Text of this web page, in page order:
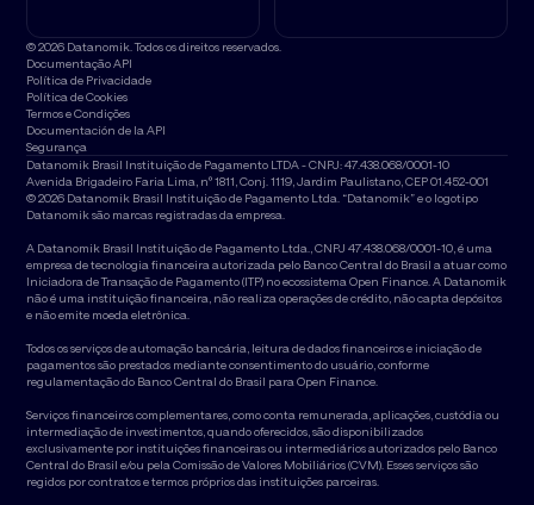
© 2026 Datanomik. Todos os direitos reservados.
Documentação API
Política de Privacidade
Política de Cookies
Termos e Condições
Documentación de la API
Segurança
Datanomik Brasil Instituição de Pagamento LTDA - CNPJ: 47.438.068/0001-10
Avenida Brigadeiro Faria Lima, nº 1811, Conj. 1119, Jardim Paulistano, CEP 01.452-001
© 2026 Datanomik Brasil Instituição de Pagamento Ltda. “Datanomik” e o logotipo
Datanomik são marcas registradas da empresa.
A Datanomik Brasil Instituição de Pagamento Ltda., CNPJ 47.438.068/0001-10, é uma
empresa de tecnologia financeira autorizada pelo Banco Central do Brasil a atuar como
Iniciadora de Transação de Pagamento (ITP) no ecossistema Open Finance. A Datanomik
não é uma instituição financeira, não realiza operações de crédito, não capta depósitos
e não emite moeda eletrônica.
Todos os serviços de automação bancária, leitura de dados financeiros e iniciação de
pagamentos são prestados mediante consentimento do usuário, conforme
regulamentação do Banco Central do Brasil para Open Finance.
Serviços financeiros complementares, como conta remunerada, aplicações, custódia ou
intermediação de investimentos, quando oferecidos, são disponibilizados
exclusivamente por instituições financeiras ou intermediários autorizados pelo Banco
Central do Brasil e/ou pela Comissão de Valores Mobiliários (CVM). Esses serviços são
regidos por contratos e termos próprios das instituições parceiras.